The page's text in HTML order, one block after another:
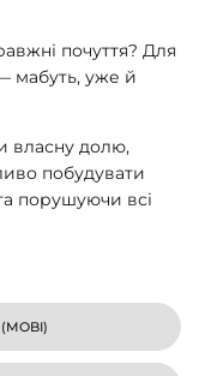
почуття? Для
мабуть, уже й
власну долю,
побудувати
порушуючи всі
MOBI)